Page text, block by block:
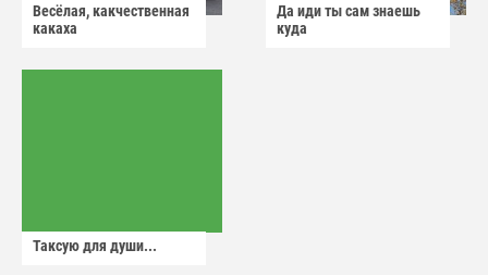
Весёлая, какчественная
какаха
Да иди ты сам знаешь
куда
Таксую для души...